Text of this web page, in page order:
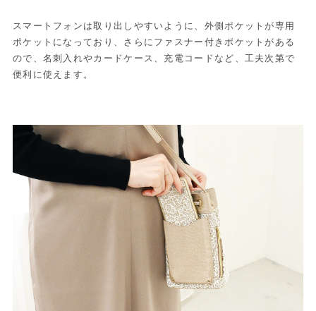
スマートフォンは取り出しやすいように、外側ポケットが専用
ポケットになっており、さらにファスナー付きポケットがある
ので、名刺入れやカードケース、充電コードなど、工夫次第で
便利に使えます。